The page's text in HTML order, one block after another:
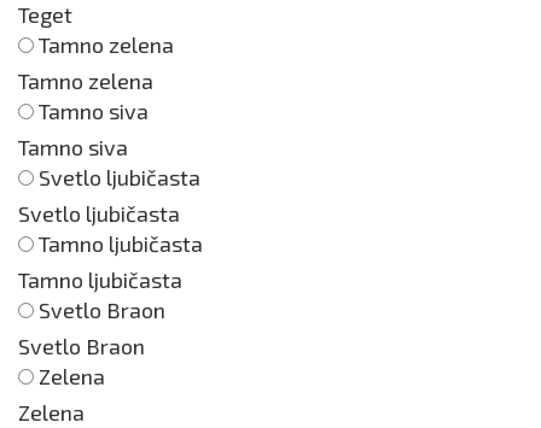
Teget
Tamno zelena
Tamno zelena
Tamno siva
Tamno siva
Svetlo ljubičasta
Svetlo ljubičasta
Tamno ljubičasta
Tamno ljubičasta
Svetlo Braon
Svetlo Braon
Zelena
Zelena